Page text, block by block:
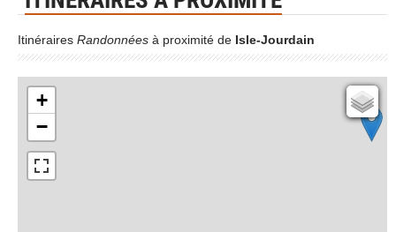
Itinéraires Randonnées à proximité de Isle-Jourdain
+
−